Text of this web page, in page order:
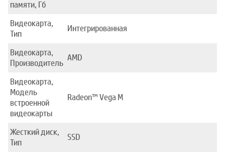
памяти, Гб
Видеокарта,
Тип
Интегрированная
Видеокарта,
Производитель
AMD
Видеокарта,
Модель
встроенной
видеокарты
Radeon™ Vega M
Жесткий диск,
Тип
SSD